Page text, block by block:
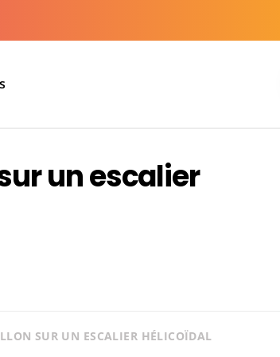
un escalier
SUR UN ESCALIER HÉLICOÏDAL